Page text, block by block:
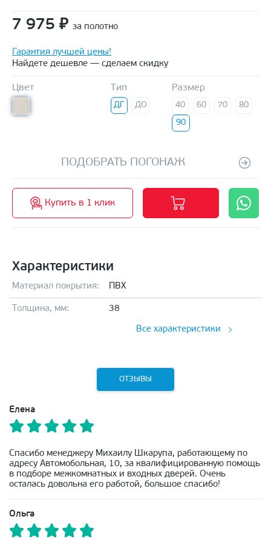
7 975 ₽ за полотно
Гарантия лучшей цены!
Найдете дешевле — сделаем скидку
Цвет Тип
ДГ ДО
Размер
40 60 70
80
90
ПОДОБРАТЬ ПОГОНАЖ
Купить в 1 клик
Характеристики
Материал покрытия: ПВХ
Толщина, мм: 38
Все характеристики
ОТЗЫВЫ
Елена
Спасибо менеджеру Михаилу Шкарупа, работающему по
адресу Автомобольная, 10, за квалифицированную помощь
в подборе межкомнатных и входных дверей. Очень
осталась довольна его работой, большое спасибо!
Ольга